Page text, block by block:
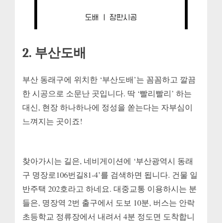
2. 부산도배
부산 동래구에 위치한 ‘부산도배’는 꼼꼼하고 깔끔
한 시공으로 소문난 곳입니다. 딱 ‘빨리빨리’ 하는
대신, 현장 하나하나에 정성을 쏟는다는 자부심이
느껴지는 곳이죠!
찾아가시는 길은, 네비게이션에 ‘부산광역시 동래
구 명장로106번길81-4’를 검색하면 됩니다. 건물 일
반주택 202호라고 하네요. 대중교통 이용하시는 분
들은, 명장역 2번 출구에서 도보 10분, 버스는 안락
초등학교 정류장에서 내려서 4분 정도면 도착합니